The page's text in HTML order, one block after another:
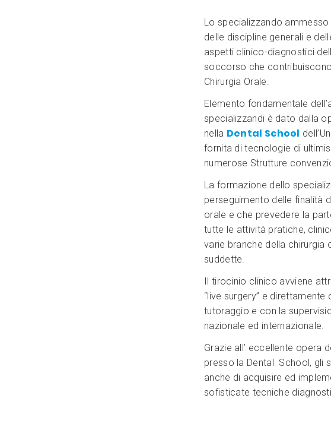
Lo specializzando
delle discipline generali e
aspetti clinico-diagnostici
soccorso che
Chirurgia Orale.
Elemento fondamentale
specializzandi è dato dalla
nella Dental School
fornita di tecnologie di
numerose Strutture
La formazione dello
perseguimento delle finalità
orale e che prevedere la
tutte le attività pratiche,
varie branche della chirurgia
suddette.
Il tirocinio clinico avviene
“live surgery” e
tutoraggio e con la
nazionale ed internazionale.
Grazie all’ eccellente opera
presso la Dental School, gli
anche di acquisire ed
sofisticate tecniche